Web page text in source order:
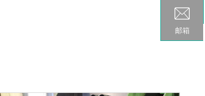
邮箱